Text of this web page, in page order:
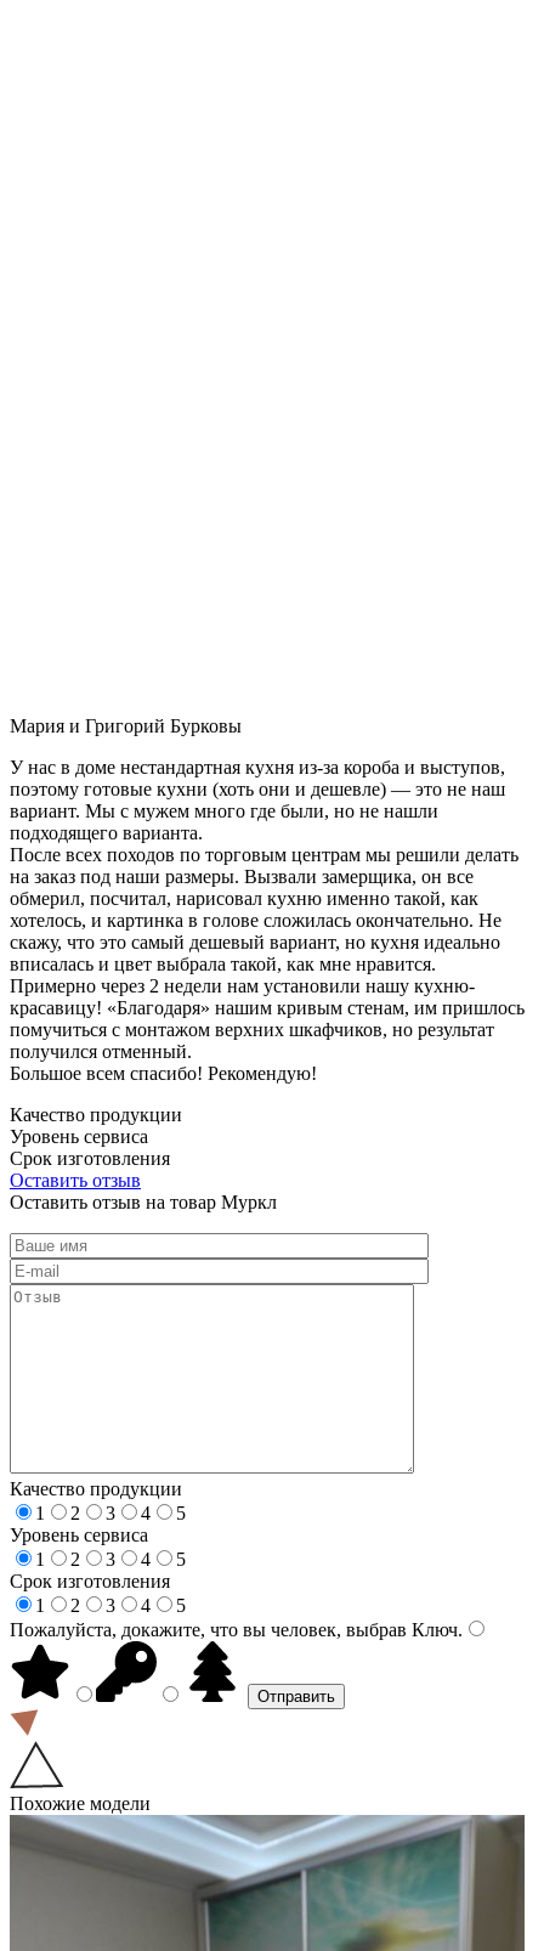
Мария и Григорий Бурковы
У нас в доме нестандартная кухня из-за короба и выступов,
поэтому готовые кухни (хоть они и дешевле) — это не наш
вариант. Мы с мужем много где были, но не нашли
подходящего варианта.
После всех походов по торговым центрам мы решили делать
на заказ под наши размеры. Вызвали замерщика, он все
обмерил, посчитал, нарисовал кухню именно такой, как
хотелось, и картинка в голове сложилась окончательно. Не
скажу, что это самый дешевый вариант, но кухня идеально
вписалась и цвет выбрала такой, как мне нравится.
Примерно через 2 недели нам установили нашу кухню-
красавицу! «Благодаря» нашим кривым стенам, им пришлось
помучиться с монтажом верхних шкафчиков, но результат
получился отменный.
Большое всем спасибо! Рекомендую!
Качество продукции
Уровень сервиса
Срок изготовления
Оставить отзыв
Оставить отзыв на товар Муркл
Качество продукции
1
2 3 4
5
Уровень сервиса
1
2 3 4
5
Срок изготовления
1
2 3 4
5
Пожалуйста, докажите, что вы человек, выбрав Ключ.
Похожие модели